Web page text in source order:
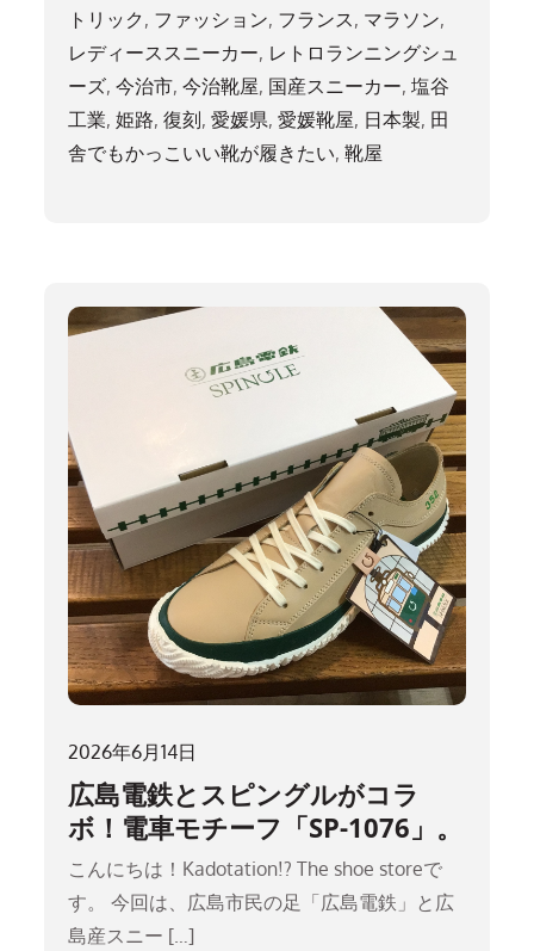
トリック , ファッション, フランス, マラソン,
レディーススニーカー, レトロランニングシュ
ーズ,今治市,今治靴屋, 国産スニーカー,塩谷
工業,姫路,復刻,愛媛県,愛媛靴屋, 日本製, 田
舎でもかっこいい靴が履きたい,靴屋
2026年6月14日
広島電鉄とスピングルがコラ
ボ！電車モチーフ「SP-1076」。
こんにちは！Kadotation!? The shoe storeで
す。 今回は、広島市民の足「広島電鉄」と広
島産スニー […]